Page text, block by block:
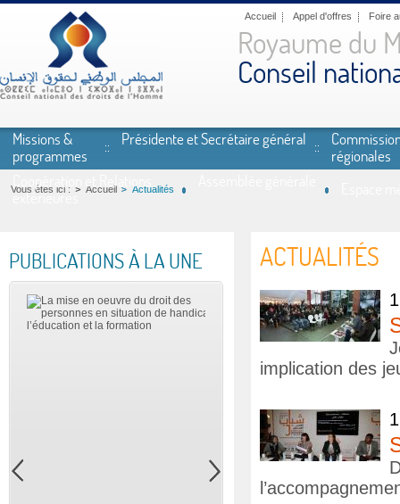
Aller au contenu principal
Accueil Appel d'offres Foire
Royaume du
Conseil
Missions &
programmes
Présidente et Secrétaire général
régionales
Coopération et Relations
extérieures
Vous êtes ici : Accueil Actualités
PUBLICATIONS À LA UNE ACTUALITÉS
implication des